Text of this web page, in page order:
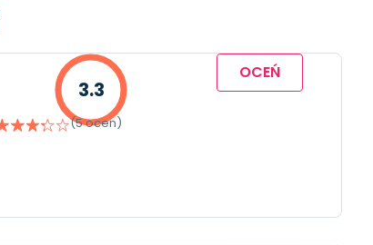
3.3
(5 ocen)
OCEŃ